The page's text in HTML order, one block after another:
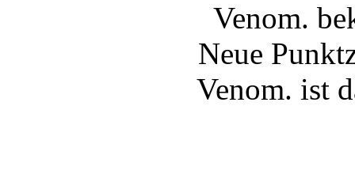
Venom.
Neue
Venom. ist